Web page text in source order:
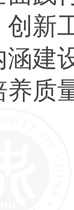
创新
涵建
质